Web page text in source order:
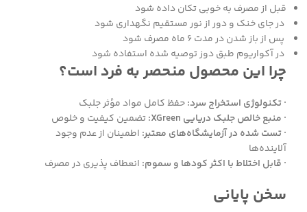
قبل از مصرف به خوبی تکان داده شود
در جای خنک و دور از نور مستقیم نگهداری شود
پس از باز شدن در مدت ۶ ماه مصرف شود
در آکواریوم طبق دوز توصیه شده استفاده شود
چرا این محصول منحصر به فرد است؟
· تکنولوژی استخراج سرد:حفظ کامل مواد مؤثر جلبک
· منبع خالص جلبک دریایی XGreen:
تضمین کیفیت و خلوص
· تست شده در آزمایشگاه‌های معتبر: اطمینان از عدم وجود
آلاینده‌ها
· قابل اختلاط با اکثر کودها و سموم: انعطاف پذیری در مصرف
سخن پایانی